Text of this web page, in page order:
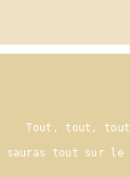
Tout, tout,
sauras tout sur le